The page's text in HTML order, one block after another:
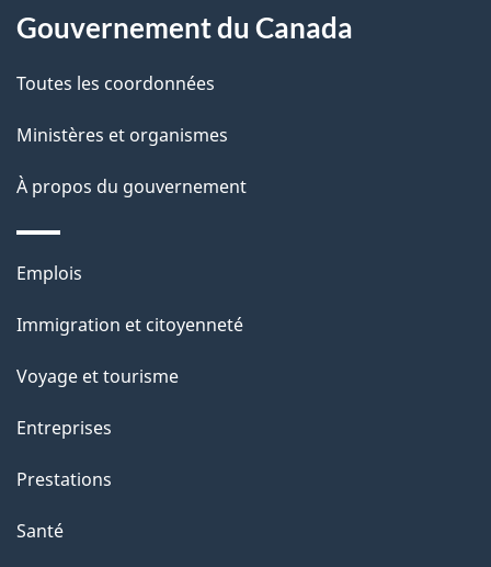
a
g
e
a
t
i
n
s
u
r
c
t
t
a
Gouvernement du Canada
Toutes les coordonnées
Ministères et organismes
À propos du gouvernement
Thèmes
sujets
Emplois
Immigration et citoyenneté
Voyage et tourisme
Entreprises
Prestations
Santé